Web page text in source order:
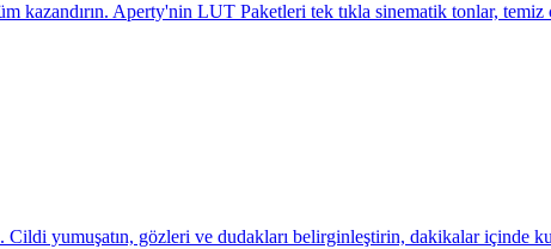
kazandırın. Aperty'nin LUT Paketleri tek tıkla sinematik tonlar,
Cildi yumuşatın, gözleri ve dudakları belirginleştirin, dakikalar içinde